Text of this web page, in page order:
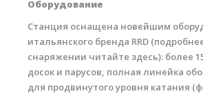
Оборудование
Станция оснащена новейшим
итальянского бренда RRD
снаряжении читайте здесь): более
досок и парусов, полная линейка
для продвинутого уровня катания